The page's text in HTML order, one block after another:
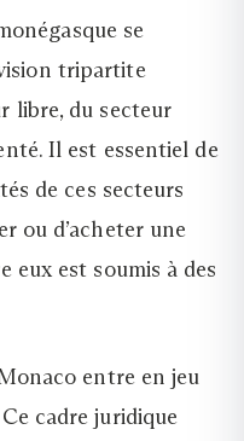
se
tripartite
libre, du secteur
Il est essentiel de
de ces secteurs
ou d’acheter une
eux est soumis à des
entre en jeu
cadre juridique